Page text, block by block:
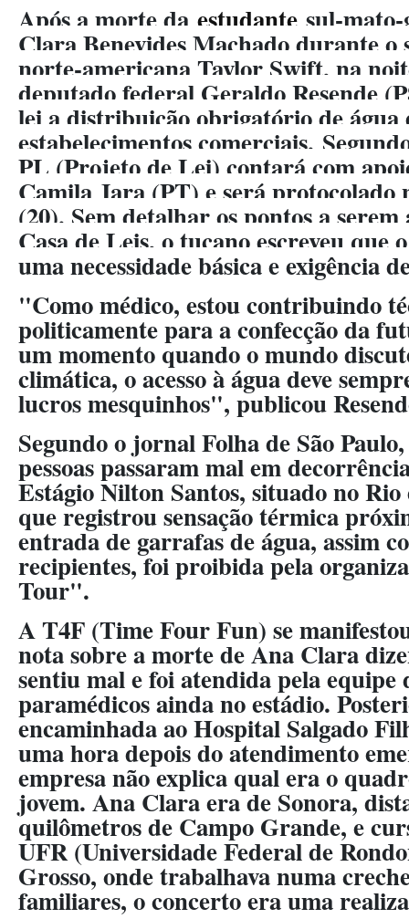
Após a morte da estudante sul-mato-
Clara Benevides Machado durante o
norte-americana Taylor Swift, na
deputado federal Geraldo Resende
lei a distribuição obrigatório de água
estabelecimentos comerciais.
PL (Projeto de Lei) contará com
Camila Jara (PT) e será protocolado
(20). Sem detalhar os pontos a
Casa de Leis, o tucano escreveu que
uma necessidade básica e exigência
"Como médico, estou contribuindo
politicamente para a confecção da
um momento quando o mundo
climática, o acesso à água deve
lucros mesquinhos", publicou
Segundo o jornal Folha de São
pessoas passaram mal em
Estágio Nilton Santos, situado no
que registrou sensação térmica
entrada de garrafas de água, assim
recipientes, foi proibida pela
Tour".
A T4F (Time Four Fun) se
nota sobre a morte de Ana Clara
sentiu mal e foi atendida pela equipe
paramédicos ainda no estádio.
encaminhada ao Hospital Salgado
uma hora depois do atendimento
empresa não explica qual era o
jovem. Ana Clara era de Sonora,
quilômetros de Campo Grande, e
UFR (Universidade Federal de
Grosso, onde trabalhava numa
familiares, o concerto era uma